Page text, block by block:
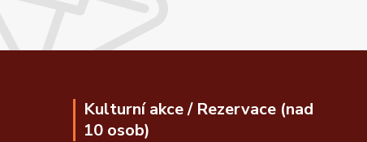
Kulturní akce / Rezervace (nad
10 osob)